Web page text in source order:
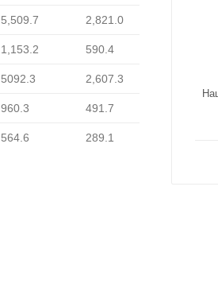
5,509.7 2,821.0
1,153.2 590.4
5092.3 2,607.3
960.3 491.7
564.6 289.1